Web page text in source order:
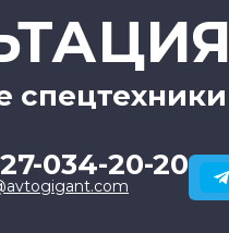
спецтехники
034-20-20